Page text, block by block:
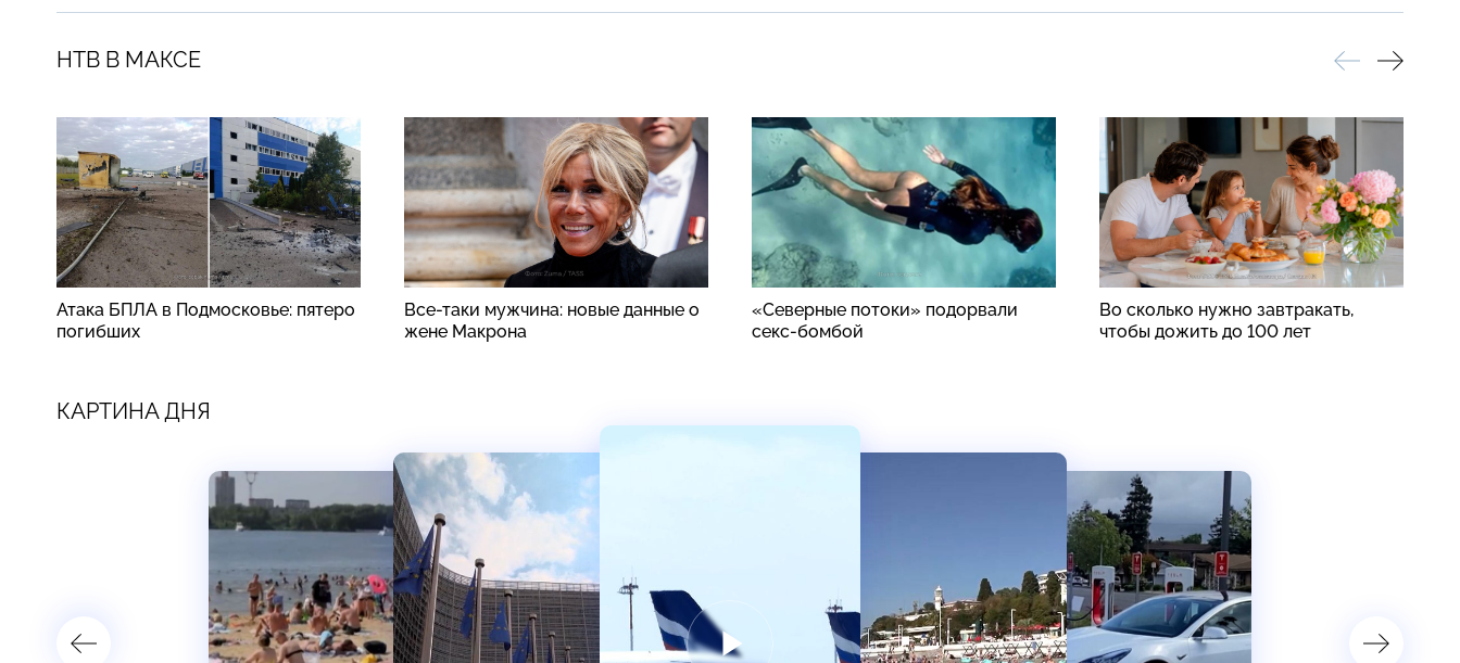
НТВ В МАКСЕ
Атака БПЛА в Подмосковье: пятеро
погибших
Все-таки мужчина: новые данные о
жене Макрона
«Северные потоки» подорвали
секс-бомбой
Во сколько нужно завтракать,
чтобы дожить до 100 лет
КАРТИНА ДНЯ